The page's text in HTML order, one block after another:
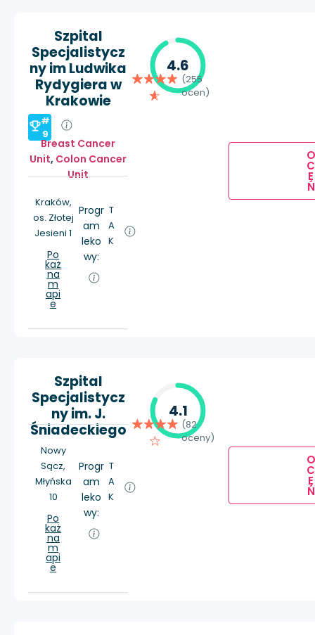
Szpital
Specjalistycz
ny im Ludwika
Rydygiera w
Krakowie
#
9
Breast Cancer
Unit, Colon Cancer
Unit
Kraków,
os. Złotej
Jesieni 1
Po
każ
na
m
api
e
Progr
am
leko
wy:
T
A
K
4.6
(255
ocen)
O
C
E
Ń
Szpital
Specjalistycz
ny im. J.
Śniadeckiego
Nowy
Sącz,
Młyńska
10
Po
każ
na
m
api
e
Progr
am
leko
wy:
T
A
K
4.1
(82
oceny)
O
C
E
Ń